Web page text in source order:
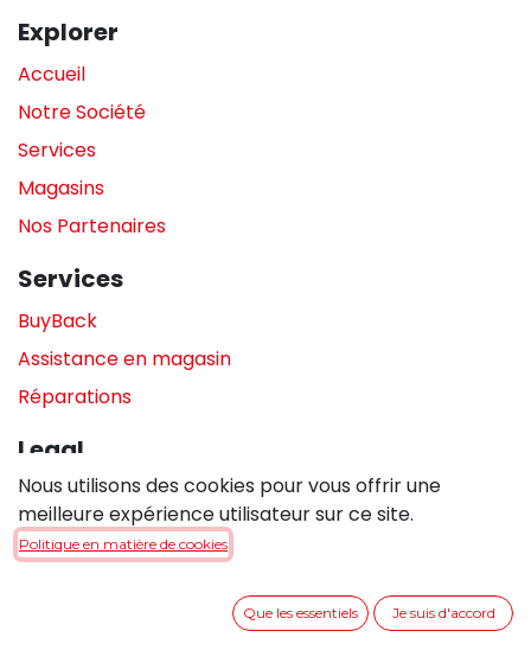
Explorer
Accueil
Notre Société
Services
Magasins
Nos Partenaires
Services
BuyBack
Assistance en magasin
Réparations
Legal
Politique de confidentialité
Politique de cookies
Conditions générales de vente
Nous utilisons des cookies pour vous offrir une
meilleure expérience utilisateur sur ce site.
Politique en matière de cookies
Que les essentiels Je suis d'accord